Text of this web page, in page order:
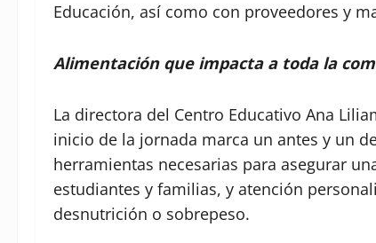
Educación, así como con proveedores y
Alimentación que impacta a toda la
La directora del Centro Educativo Ana
inicio de la jornada marca un antes y un
herramientas necesarias para asegurar
estudiantes y familias, y atención
desnutrición o sobrepeso.